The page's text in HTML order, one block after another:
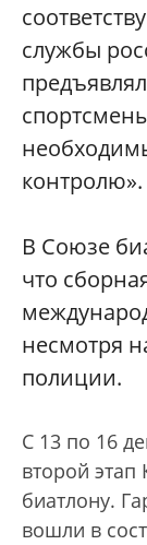
службы
контролю».
В Союзе
что
несмотря
полиции.
С 13 по 16
второй этап
биатлону.
вошли в